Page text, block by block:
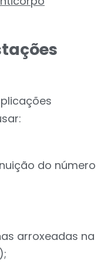
do número
arroxeadas na